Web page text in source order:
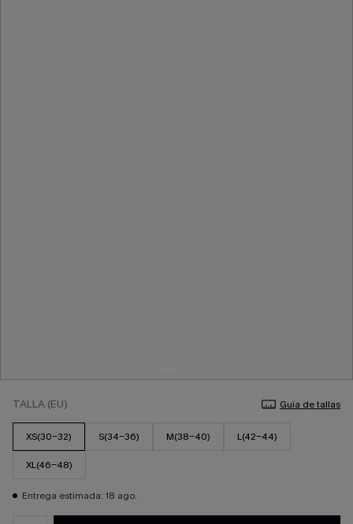
TALLA (EU) Guía de tallas
XS(30-32) S(34-36) M(38-40) L(42-44)
XL(46-48)
Entrega estimada: 18 ago.